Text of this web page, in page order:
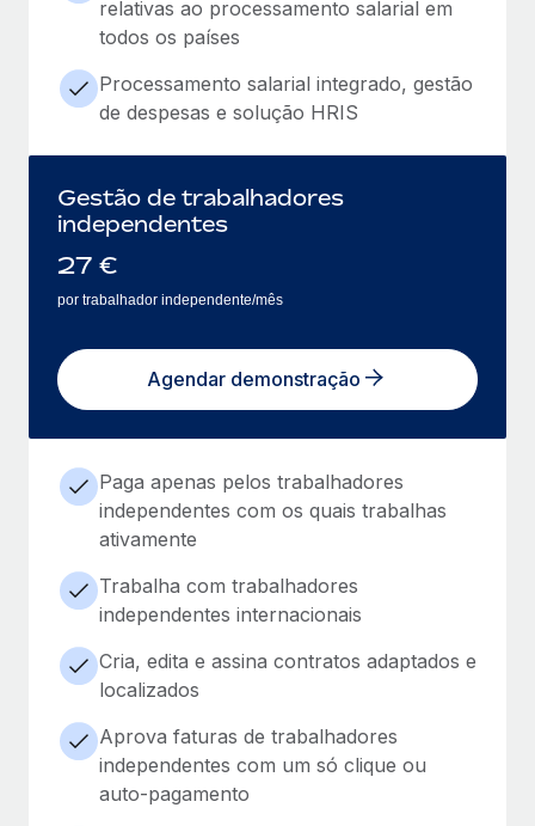
relativas ao processamento salarial em
todos os países
Processamento salarial integrado, gestão
de despesas e solução HRIS
Gestão de trabalhadores
independentes
27 €
por trabalhador independente/mês
Agendar demonstração
Paga apenas pelos trabalhadores
independentes com os quais trabalhas
ativamente
Trabalha com trabalhadores
independentes internacionais
Cria, edita e assina contratos adaptados e
localizados
Aprova faturas de trabalhadores
independentes com um só clique ou
auto-pagamento